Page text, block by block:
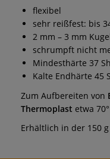
flexibel
sehr reißfest: bis
2 mm – 3 mm
schrumpft nicht
Mindesthärte 37
Kalte Endhärte 45
Zum Aufbereiten von
Thermoplast etwa
Erhältlich in der 150 g